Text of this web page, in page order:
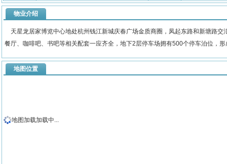
物业介绍
天星龙居家博览中心地处杭州钱江新城庆春广场金质商圈，凤起东路和新塘路
餐厅、咖啡吧、书吧等相关配套一应齐全，地下2层停车场拥有500个停车泊位，
地图位置
地图加载加载中...